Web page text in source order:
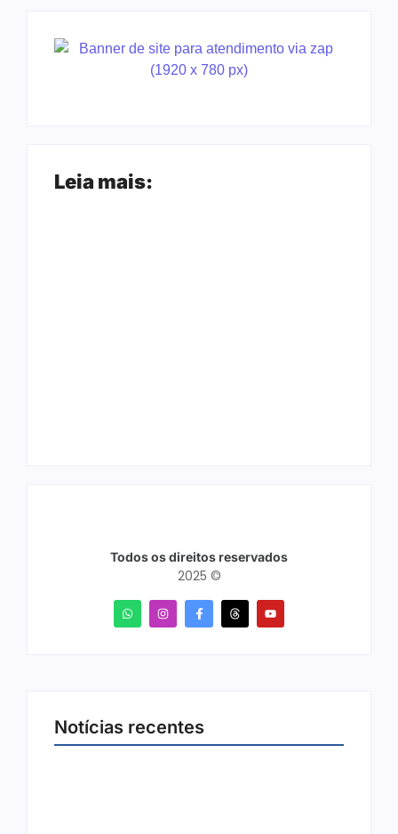
Leia mais:
Todos os direitos reservados
2025 ©
Notícias recentes